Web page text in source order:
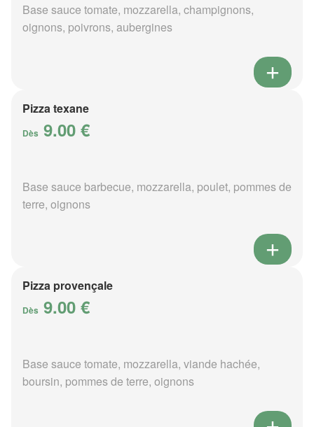
Base sauce tomate, mozzarella, champignons,
oignons, poivrons, aubergines
Pizza texane
Dès 9.00 €
Base sauce barbecue, mozzarella, poulet, pommes de
terre, oignons
Pizza provençale
Dès 9.00 €
Base sauce tomate, mozzarella, viande hachée,
boursin, pommes de terre, oignons